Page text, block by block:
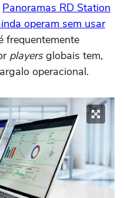
Panoramas RD Station
operam sem usar
frequentemente
playersglobais tem,
operacional.